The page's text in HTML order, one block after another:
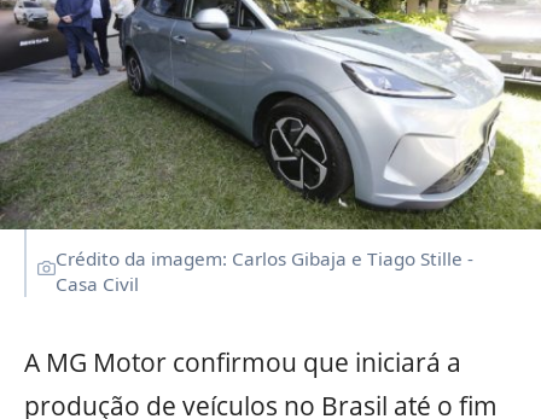
Crédito da imagem: Carlos Gibaja e Tiago Stille -
Casa Civil
A MG Motor confirmou que iniciará a
produção de veículos no Brasil até o fim